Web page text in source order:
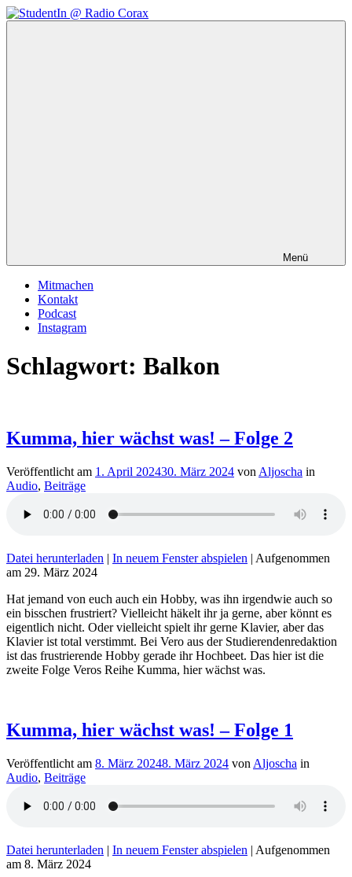
Zum
Inhalt
Menü
Mitmachen
Kontakt
Podcast
Instagram
Schlagwort: Balkon
Kumma, hier wächst was! – Folge 2
Veröffentlicht am 1. April 202430. März 2024 von Aljoscha in
Audio, Beiträge
Datei herunterladen | In neuem Fenster abspielen | Aufgenommen
am 29. März 2024
Hat jemand von euch auch ein Hobby, was ihn irgendwie auch so
ein bisschen frustriert? Vielleicht häkelt ihr ja gerne, aber könnt es
eigentlich nicht. Oder vielleicht spielt ihr gerne Klavier, aber das
Klavier ist total verstimmt. Bei Vero aus der Studierendenredaktion
ist das frustrierende Hobby gerade ihr Hochbeet. Das hier ist die
zweite Folge Veros Reihe Kumma, hier wächst was.
Kumma, hier wächst was! – Folge 1
Veröffentlicht am 8. März 20248. März 2024 von Aljoscha in
Audio, Beiträge
Datei herunterladen | In neuem Fenster abspielen | Aufgenommen
am 8. März 2024